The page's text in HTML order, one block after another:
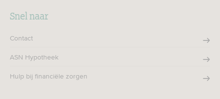
Snel naar
Contact
ASN Hypotheek
Hulp bij financiële zorgen